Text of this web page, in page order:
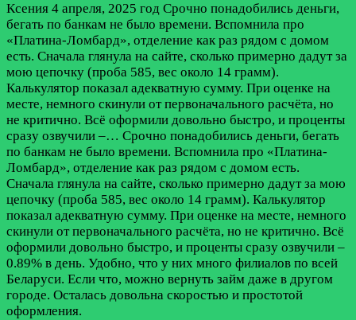
Ксения 4 апреля, 2025 год Срочно понадобились деньги,
бегать по банкам не было времени. Вспомнила про
«Платина-Ломбард», отделение как раз рядом с домом
есть. Сначала глянула на сайте, сколько примерно дадут за
мою цепочку (проба 585, вес около 14 грамм).
Калькулятор показал адекватную сумму. При оценке на
месте, немного скинули от первоначального расчёта, но
не критично. Всё оформили довольно быстро, и проценты
сразу озвучили –… Срочно понадобились деньги, бегать
по банкам не было времени. Вспомнила про «Платина-
Ломбард», отделение как раз рядом с домом есть.
Сначала глянула на сайте, сколько примерно дадут за мою
цепочку (проба 585, вес около 14 грамм). Калькулятор
показал адекватную сумму. При оценке на месте, немного
скинули от первоначального расчёта, но не критично. Всё
оформили довольно быстро, и проценты сразу озвучили –
0.89% в день. Удобно, что у них много филиалов по всей
Беларуси. Если что, можно вернуть займ даже в другом
городе. Осталась довольна скоростью и простотой
оформления.